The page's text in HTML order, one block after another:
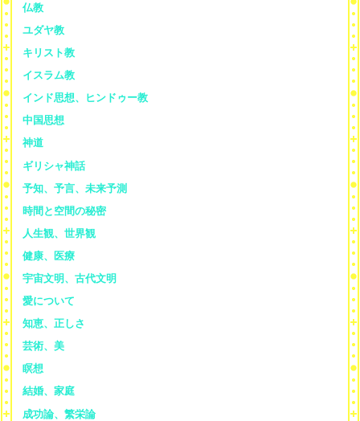
仏教
ユダヤ教
キリスト教
イスラム教
インド思想、ヒンドゥー教
中国思想
神道
ギリシャ神話
予知、予言、未来予測
時間と空間の秘密
人生観、世界観
健康、医療
宇宙文明、古代文明
愛について
知恵、正しさ
芸術、美
瞑想
結婚、家庭
成功論、繁栄論